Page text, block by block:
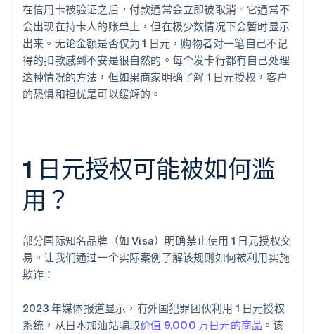
在信用卡被验证之后，付款通常会立即被取消。它通常不
会出现在持卡人的账单上，但在极少数情况下会暂时显示
出来。无论金额是否仅为 1 日元，购物者对一笔自己不记
得的扣款感到不安是很自然的。每个发卡行都有自己处理
这种情况的方法，但如果商家明确了解 1 日元授权，客户
的恐惧和担忧是可以缓解的。
1 日元授权可能被如何滥
用？
部分国际知名品牌（如 Visa）明确禁止使用 1 日元授权交
易。让我们通过一个实际案例了解该规则如何被利用实施
欺诈：
2023 年媒体报道显示，有外国犯罪团伙利用 1 日元授权
系统，从日本加油站骗取价值 9,000 万日元的商品 。该